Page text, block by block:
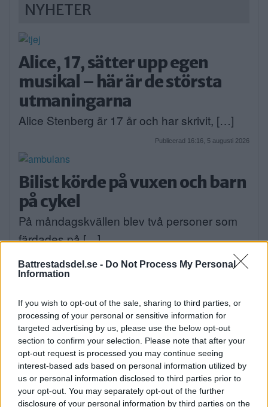
Battrestadsdel.se - Do Not Process My Personal
Information
If you wish to opt-out of the sale, sharing to third parties, or
processing of your personal or sensitive information for
targeted advertising by us, please use the below opt-out
section to confirm your selection. Please note that after your
opt-out request is processed you may continue seeing
interest-based ads based on personal information utilized by
us or personal information disclosed to third parties prior to
your opt-out. You may separately opt-out of the further
disclosure of your personal information by third parties on the
NYHETER
Alice, 17, sätter upp egen
musikal – här är de största
utmaningarna
Alice Stenberg är 17 år och har skrivit, […]
Publicerad 16:16, 5 augusti 2026
Bilist körde på vuxen och barn
på cykel
På måndagskvällen blev två personer som
färdades på […]
Publicerad 08:58, 4 augusti 2026
När onlinecasino blir en del av
den digitala vardagen i södra
Stockholm
EXTERN PARTNER. Södra Stockholm är en